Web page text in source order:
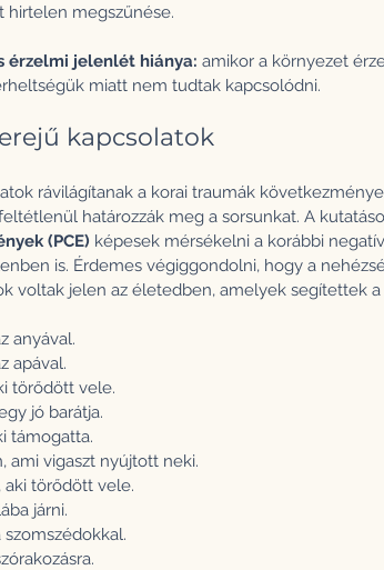
hirtelen megszűnése.
érzelmi jelenlét hiánya: amikor a környezet
miatt nem tudtak kapcsolódni.
kapcsolatok
rávilágítanak a korai traumák
határozzák meg a sorsunkat. A
(PCE) képesek mérsékelni a korábbi
is. Érdemes végiggondolni, hogy a
voltak jelen az életedben, amelyek segítettek
anyával.
apával.
törődött vele.
jó barátja.
támogatta.
ami vigaszt nyújtott neki.
aki törődött vele.
járni.